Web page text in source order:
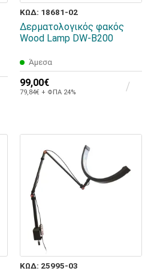
ΚΩΔ: 18681-02
Δερματολογικός φακός
Wood Lamp DW-B200
Άμεσα
99,00€
79,84€ + ΦΠΑ 24%
ΚΩΔ: 25995-03